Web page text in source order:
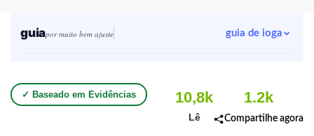
guiapor muito bem ajuste guia de ioga
✓ Baseado em Evidências 10,8k
Lê
1.2k
Compartilhe agora